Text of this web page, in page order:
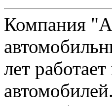
Компания
лет